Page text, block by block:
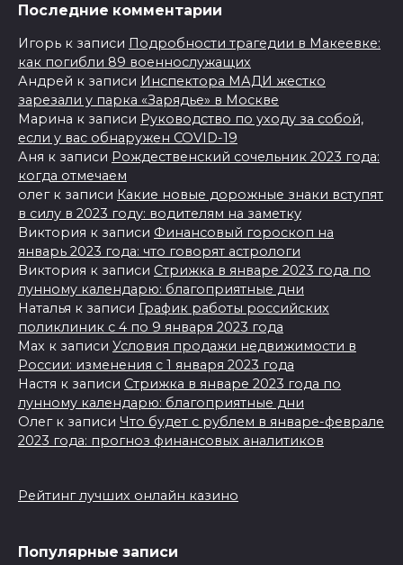
Последние комментарии
Игорь к записи Подробности трагедии в Макеевке:
как погибли 89 военнослужащих
Андрей к записи Инспектора МАДИ жестко
зарезали у парка «Зарядье» в Москве
Марина к записи Руководство по уходу за собой,
если у вас обнаружен COVID-19
Аня к записи Рождественский сочельник 2023 года:
когда отмечаем
олегк записи Какие новые дорожные знаки вступят
в силу в 2023 году: водителям на заметку
Виктория к записи Финансовый гороскоп на
январь 2023 года: что говорят астрологи
Виктория к записи Стрижка в январе 2023 года по
лунному календарю: благоприятные дни
Наталья к записи График работы российских
поликлиник с 4 по 9 января 2023 года
Max к записи Условия продажи недвижимости в
России: изменения с 1 января 2023 года
Настя к записи Стрижка в январе 2023 года по
лунному календарю: благоприятные дни
Олегк записи Что будет с рублем в январе-феврале
2023 года: прогноз финансовых аналитиков
Рейтинг лучших онлайн казино
Популярные записи